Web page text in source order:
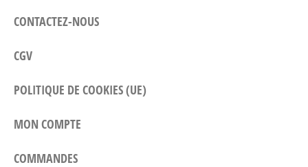
CONTACTEZ-NOUS
CGV
POLITIQUE DE COOKIES (UE)
MON COMPTE
COMMANDES